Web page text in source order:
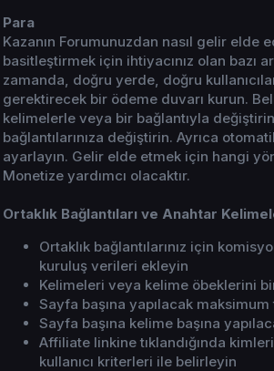
Para
Kazanın Forumunuzdan nasıl gelir elde
basitleştirmek için ihtiyacınız olan bazı
zamanda, doğru yerde, doğru
gerektirecek bir ödeme duvarı kurun.
kelimelerle veya bir bağlantıyla
bağlantılarınıza değiştirin. Ayrıca
ayarlayın. Gelir elde etmek için hangi
Monetize yardımcı olacaktır.
Ortaklık Bağlantıları ve Anahtar
Ortaklık bağlantılarınız için
kuruluş verileri ekleyin
Kelimeleri veya kelime öbeklerini
Sayfa başına yapılacak
Sayfa başına kelime başına
Affiliate linkine tıklandığında
kullanıcı kriterleri ile belirleyin